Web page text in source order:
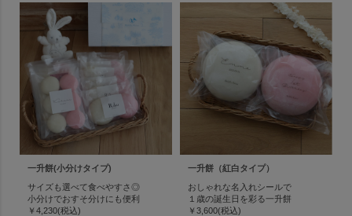
一升餅(小分けタイプ)
サイズも選べて食べやすさ◎
小分けでおすそ分けにも便利
￥4,230(税込)
一升餅（紅白タイプ）
おしゃれな名入れシールで
１歳の誕生日を彩る一升餅
￥3,600(税込)